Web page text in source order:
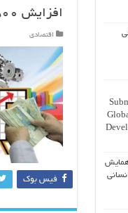
افزایش ۵۰۰ تومانی نرخ رسمی ارز طی یک روز
اقتصادی
فیس بوک